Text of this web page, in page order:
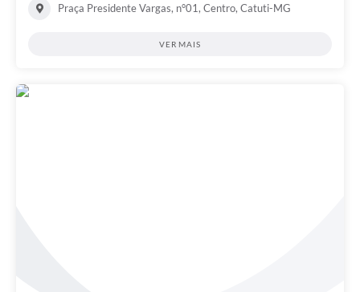
Praça Presidente Vargas, n°01, Centro, Catuti-MG
VER MAIS